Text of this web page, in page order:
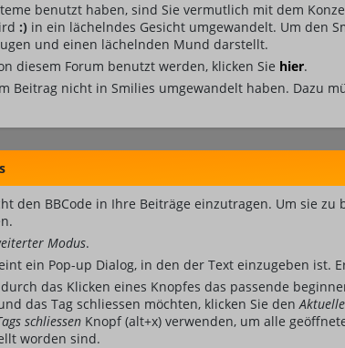
benutzt haben, sind Sie vermutlich mit dem
:) in ein lächelndes Gesicht umgewandelt. Um den
und einen lächelnden Mund darstellt.
diesem Forum benutzt werden, klicken Sie hier.
Beitrag nicht in Smilies umgewandelt haben. Dazu
den BBCode in Ihre Beiträge einzutragen. Um sie
Modus.
ein Pop-up Dialog, in den der Text einzugeben ist.
das Klicken eines Knopfes das passende
das Tag schliessen möchten, klicken Sie den
schliessen Knopf (alt+x) verwenden, um alle
worden sind.